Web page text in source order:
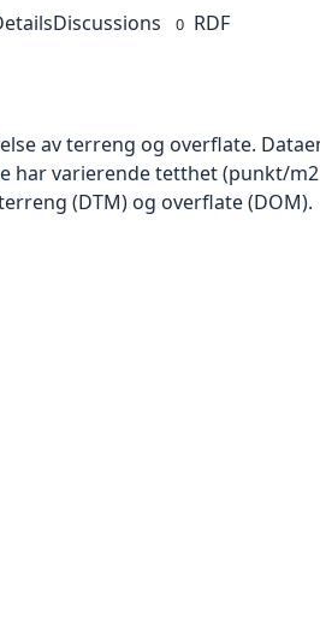
Discussions 0 RDF
av terreng og overflate.
har varierende tetthet (punkt/
(DTM) og overflate (DOM).